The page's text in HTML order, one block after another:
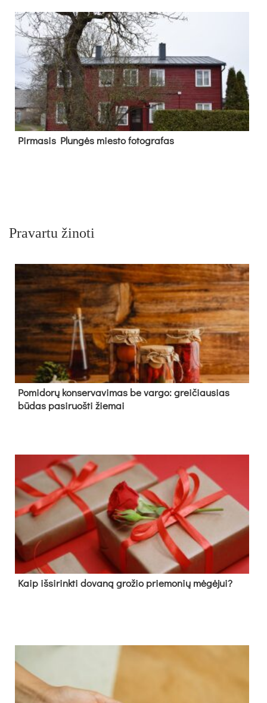
Pir­ma­sis Plun­gės mies­to fo­tog­ra­fas
Pravartu žinoti
Pomidorų konservavimas be vargo: greičiausias
būdas pasiruošti žiemai
Kaip išsirinkti dovaną grožio priemonių mėgėjui?